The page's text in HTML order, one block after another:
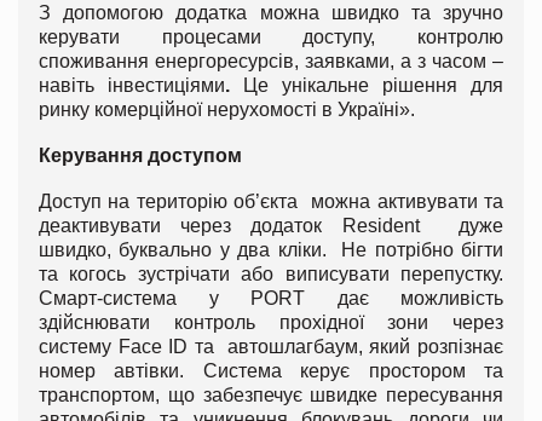
З допомогою додатка можна швидко та зручно
керувати процесами доступу, контролю
споживання енергоресурсів, заявками, а з часом –
навіть інвестиціями.
Це унікальне рішення для
ринку комерційної нерухомості в Україні».
Керування доступом
Доступ на територію об’єкта можна активувати та
деактивувати через додаток Resident дуже
швидко, буквально у два кліки. Не потрібно бігти
та когось зустрічати або виписувати перепустку.
Смарт-система у PORT дає можливість
здійснювати контроль прохідної зони через
систему Face ID та автошлагбаум, який розпізнає
номер автівки. Система керує простором та
транспортом, що забезпечує швидке пересування